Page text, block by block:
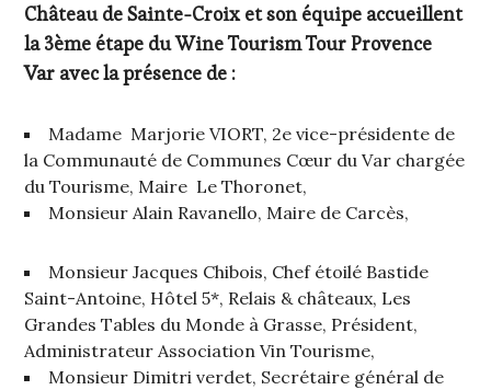
Château de Sainte-Croix et son équipe accueillent
la 3ème étape du Wine Tourism Tour Provence
Var avec la présence de :
Madame Marjorie VIORT, 2e vice-présidente de
la Communauté de Communes Cœur du Var chargée
du Tourisme, Maire Le Thoronet,
Monsieur Alain Ravanello, Maire de Carcès,
Monsieur Jacques Chibois, Chef étoilé Bastide
Saint-Antoine, Hôtel 5*, Relais & châteaux, Les
Grandes Tables du Monde à Grasse, Président,
Administrateur Association Vin Tourisme,
Monsieur Dimitri verdet, Secrétaire général de